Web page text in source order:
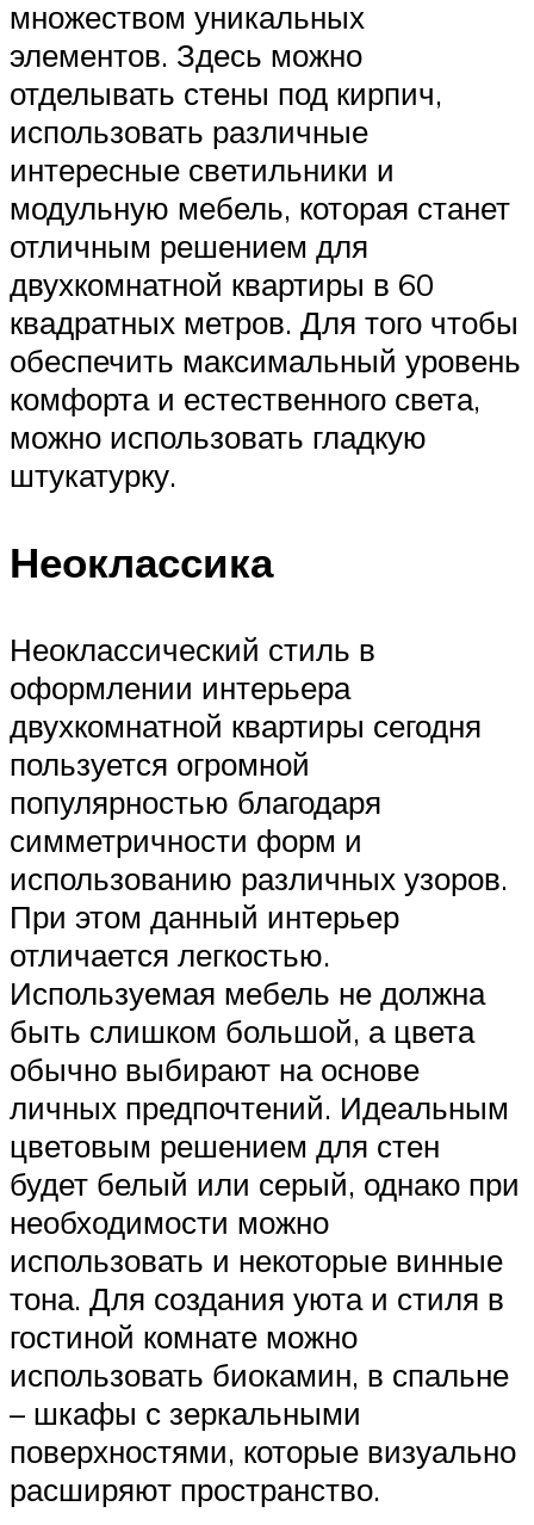
множеством уникальных
элементов. Здесь можно
отделывать стены под кирпич,
использовать различные
интересные светильники и
модульную мебель, которая станет
отличным решением для
двухкомнатной квартиры в 60
квадратных метров. Для того чтобы
обеспечить максимальный уровень
комфорта и естественного света,
можно использовать гладкую
штукатурку.
Неоклассика
Неоклассический стиль в
оформлении интерьера
двухкомнатной квартиры сегодня
пользуется огромной
популярностью благодаря
симметричности форм и
использованию различных узоров.
При этом данный интерьер
отличается легкостью.
Используемая мебель не должна
быть слишком большой, а цвета
обычно выбирают на основе
личных предпочтений. Идеальным
цветовым решением для стен
будет белый или серый, однако при
необходимости можно
использовать и некоторые винные
тона. Для создания уюта и стиля в
гостиной комнате можно
использовать биокамин, в спальне
– шкафы с зеркальными
поверхностями, которые визуально
расширяют пространство.